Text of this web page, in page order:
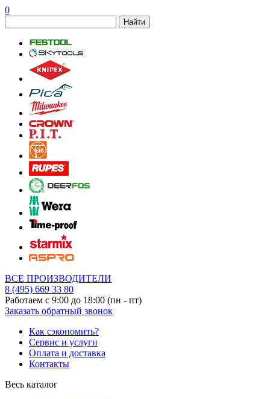
0
Найти
ВСЕ ПРОИЗВОДИТЕЛИ
8 (495) 669 33 80
Работаем с 9:00 до 18:00 (пн - пт)
Заказать обратный звонок
Как сэкономить?
Сервис и услуги
Оплата и доставка
Контакты
Весь каталог